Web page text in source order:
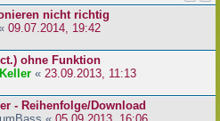
nicht richtig
09.07.2014, 19:42
ohne Funktion
« 23.09.2013, 11:13
- Reihenfolge/Download